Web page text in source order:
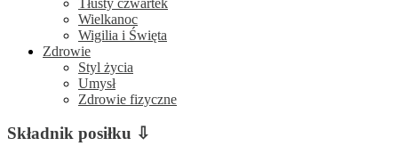
Wielkanoc
Wigilia i Święta
Zdrowie
Styl życia
Umysł
Zdrowie fizyczne
Składnik posiłku ⇩